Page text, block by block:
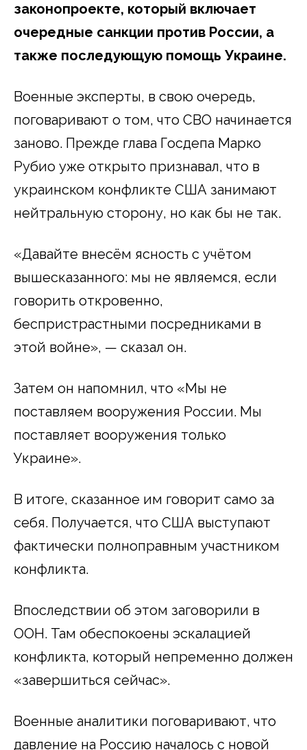
законопроекте, который включает
очередные санкции против России, а
также последующую помощь Украине.
Военные эксперты, в свою очередь,
поговаривают о том, что СВО начинается
заново. Прежде глава Госдепа Марко
Рубио уже открыто признавал, что в
украинском конфликте США занимают
нейтральную сторону, но как бы не так.
«Давайте внесём ясность с учётом
вышесказанного: мы не являемся, если
говорить откровенно,
беспристрастными посредниками в
этой войне», — сказал он.
Затем он напомнил, что «Мы не
поставляем вооружения России. Мы
поставляет вооружения только
Украине».
В итоге, сказанное им говорит само за
себя. Получается, что США выступают
фактически полноправным участником
конфликта.
Впоследствии об этом заговорили в
ООН. Там обеспокоены эскалацией
конфликта, который непременно должен
«завершиться сейчас».
Военные аналитики поговаривают, что
давление на Россию началось с новой